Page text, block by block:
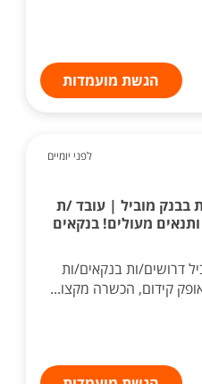
הגשת מועמדות
לפני יומיים
מוביל | עובד /ת
מעולים! בנקאים
דרושים/ות בנקאים/ות
קידום, הכשרה מקצו...